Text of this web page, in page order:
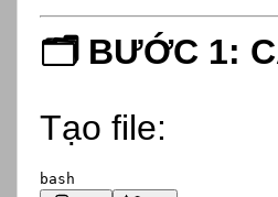
🗂️ BƯỚC 1:
Tạo file:
bash